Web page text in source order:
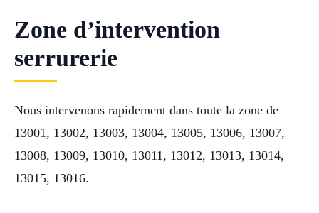
Zone d’intervention
serrurerie
Nous intervenons rapidement dans toute la zone de
13001, 13002, 13003, 13004, 13005, 13006, 13007,
13008, 13009, 13010, 13011, 13012, 13013, 13014,
13015, 13016.